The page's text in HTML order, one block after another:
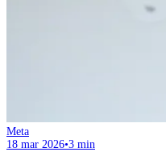
Meta
18 mar 2026•3 min